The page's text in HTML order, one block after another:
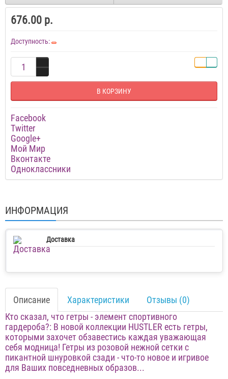
676.00 р.
Доступность:
В КОРЗИНУ
Facebook
Twitter
Google+
Мой Мир
Вконтакте
Одноклассники
ИНФОРМАЦИЯ
Доставка
Описание Характеристики
Отзывы (0)
Кто сказал, что гетры - элемент спортивного
гардероба?: В новой коллекции HUSTLER есть гетры,
которыми захочет обзавестись каждая уважающая
себя модница! Гетры из розовой нежной сетки с
пикантной шнуровкой сзади - что-то новое и игривое
для Ваших повседневных образов...